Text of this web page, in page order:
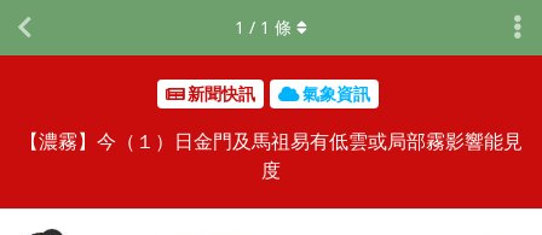
新聞快訊 氣象資訊
【濃霧】今（１）日金門及馬祖易有低雲或局部霧影響能見
度
1 / 1 條